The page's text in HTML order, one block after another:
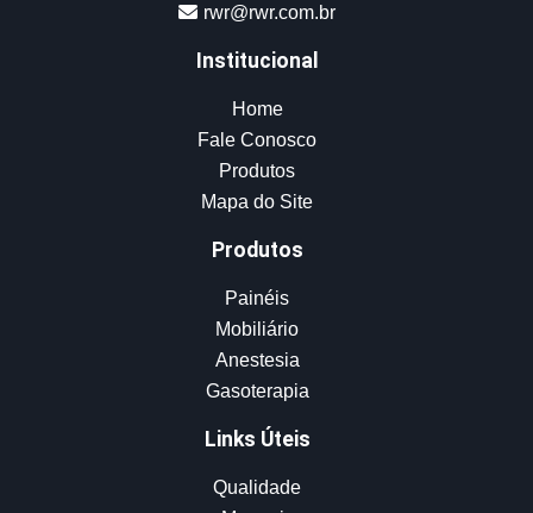
rwr@rwr.com.br
Institucional
Home
Fale Conosco
Produtos
Mapa do Site
Produtos
Painéis
Mobiliário
Anestesia
Gasoterapia
Links Úteis
Qualidade